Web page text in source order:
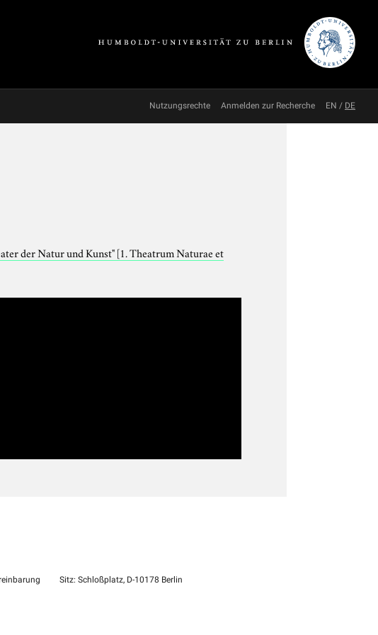
Nutzungsrechte Anmelden zur Recherche EN / DE
der Natur und Kunst"[1. Theatrum Naturae et
Sitz: Schloßplatz, D-10178 Berlin